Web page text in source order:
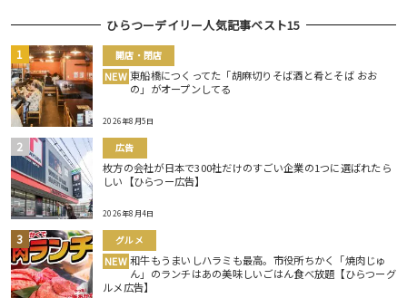
ひらつーデイリー人気記事ベスト15
開店・閉店
NEW 東船橋につくってた「胡麻切りそば酒と肴とそば おお
の」がオープンしてる
2026年8月5日
広告
枚方の会社が日本で300社だけのすごい企業の1つに選ばれたら
しい【ひらつー広告】
2026年8月4日
グルメ
NEW 和牛もうまいしハラミも最高。市役所ちかく「焼肉じゅ
ん」のランチはあの美味しいごはん食べ放題【ひらつーグ
ルメ広告】